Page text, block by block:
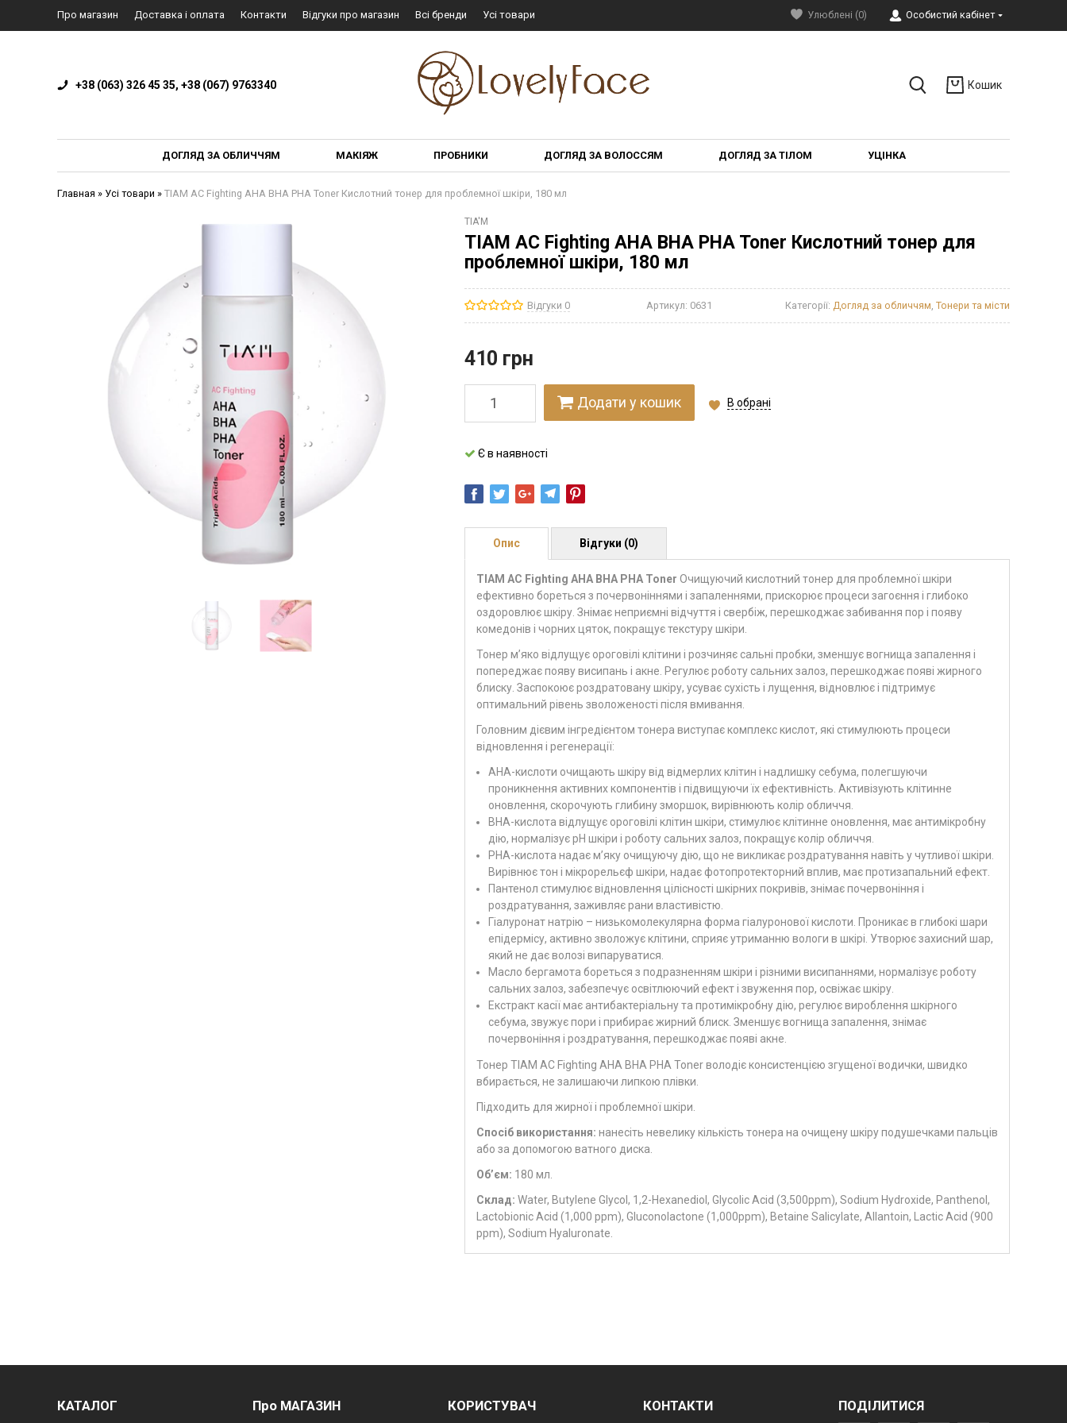
Про магазин Доставка і оплата Контакти Відгуки про магазин Всі бренди Усі товари Улюблені (0) Особистий кабінет
+38 (063) 326 45 35, +38 (067) 9763340 Кошик
ДОГЛЯД ЗА ОБЛИЧЧЯМ МАКІЯЖ ПРОБНИКИ ДОГЛЯД ЗА ВОЛОССЯМ ДОГЛЯД ЗА ТІЛОМ УЦІНКА
Главная » Усі товари » TIAM AC Fighting AHA BHA PHA Toner Кислотний тонер для проблемної шкіри, 180 мл
TIA'M
TIAM AC Fighting AHA BHA PHA Toner Кислотний тонер для
проблемної шкіри, 180 мл
Відгуки 0 Артикул: 0631 Категорії: Догляд за обличчям Тонери та місти
410 грн
Додати у кошик В обрані
Є в наявності
Опис
TIAM AC Fighting AHA BHA PHA Toner Очищуючий кислотний тонер для проблемної шкіри
ефективно бореться з почервоніннями і запаленнями, прискорює процеси загоєння і глибоко
оздоровлює шкіру. Знімає неприємні відчуття і свербіж, перешкоджає забивання пор і появу
комедонів і чорних цяток, покращує текстуру шкіри.
Тонер м’яко відлущує ороговілі клітини і розчиняє сальні пробки, зменшує вогнища запалення і
попереджає появу висипань і акне. Регулює роботу сальних залоз, перешкоджає появі жирного
блиску. Заспокоює роздратовану шкіру, усуває сухість і лущення, відновлює і підтримує
оптимальний рівень зволоженості після вмивання.
Головним дієвим інгредієнтом тонера виступає комплекс кислот, які стимулюють процеси
відновлення і регенерації:
AHA-кислоти очищають шкіру від відмерлих клітин і надлишку себума, полегшуючи
проникнення активних компонентів і підвищуючи їх ефективність. Активізують клітинне
оновлення, скорочують глибину зморшок, вирівнюють колір обличчя.
BHA-кислота відлущує ороговілі клітин шкіри, стимулює клітинне оновлення, має антимікробну
дію, нормалізує pH шкіри і роботу сальних залоз, покращує колір обличчя.
PHA-кислота надає м’яку очищуючу дію, що не викликає роздратування навіть у чутливої ​​шкіри.
Вирівнює тон і мікрорельєф шкіри, надає фотопротекторний вплив, має протизапальний ефект.
Пантенол стимулює відновлення цілісності шкірних покривів, знімає почервоніння і
роздратування, заживляє рани властивістю.
Гіалуронат натрію – низькомолекулярна форма гіалуронової кислоти. Проникає в глибокі шари
епідермісу, активно зволожує клітини, сприяє утриманню вологи в шкірі. Утворює захисний шар,
який не дає волозі випаруватися.
Масло бергамота бореться з подразненням шкіри і різними висипаннями, нормалізує роботу
сальних залоз, забезпечує освітлюючий ефект і звуження пор, освіжає шкіру.
Екстракт касії має антибактеріальну та протимікробну дію, регулює вироблення шкірного
себума, звужує пори і прибирає жирний блиск. Зменшує вогнища запалення, знімає
почервоніння і роздратування, перешкоджає появі акне.
Тонер TIAM AC Fighting AHA BHA PHA Toner володіє консистенцією згущеної водички, швидко
вбирається, не залишаючи липкою плівки.
Підходить для жирної і проблемної шкіри.
Спосіб використання: нанесіть невелику кількість тонера на очищену шкіру подушечками пальців
або за допомогою ватного диска.
Об’єм: 180 мл.
Склад: Water, Butylene Glycol, 1,2-Hexanediol, Glycolic Acid (3,500ppm), Sodium Hydroxide, Panthenol,
Lactobionic Acid (1,000 ppm), Gluconolactone (1,000ppm), Betaine Salicylate, Allantoin, Lactic Acid (900
ppm), Sodium Hyaluronate.
Відгуки (0)
КАТАЛОГ Про МАГАЗИН КОРИСТУВАЧ КОНТАКТИ ПОДІЛИТИСЯ